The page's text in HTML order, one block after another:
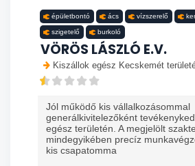
épületbontó ács vízszerelő
szigetelő burkoló
VÖRÖS LÁSZLÓ E.V.
Kiszállok egész Kecskemét
Jól működő kis vállalkozásommal
generálkivitelezőként
egész területén. A megjelölt
mindegyikében precíz
kis csapatomma